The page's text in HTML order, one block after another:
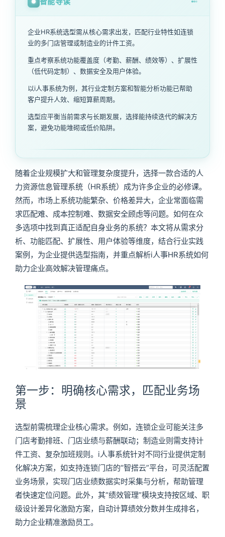
企业HR系统选型需从核心需求出发，匹配行业特性如连锁
业的多门店管理或制造业的计件工资。
重点考察系统功能覆盖度（考勤、薪酬、绩效等）、扩展性
（低代码定制）、数据安全及用户体验。
以i人事系统为例，其行业定制方案和智能分析功能已帮助
客户提升人效、缩短算薪周期。
选型应平衡当前需求与长期发展，选择能持续迭代的解决方
案，避免功能堆砌或低价陷阱。
随着企业规模扩大和管理复杂度提升，选择一款合适的人
力资源信息管理系统（HR系统）成为许多企业的必修课。
然而，市场上系统功能繁杂、价格差异大，企业常面临需
求匹配难、成本控制难、数据安全顾虑等问题。如何在众
多选项中找到真正适配自身业务的系统？本文将从需求分
析、功能匹配、扩展性、用户体验等维度，结合行业实践
案例，为企业提供选型指南，并重点解析i人事HR系统如何
助力企业高效解决管理痛点。
第一步：明确核心需求，匹配业务场
景
选型前需梳理企业核心需求。例如，连锁企业可能关注多
门店考勤排班、门店业绩与薪酬联动；制造业则需支持计
件工资、复杂加班规则。i人事系统针对不同行业提供定制
化解决方案，如支持连锁门店的“智搭云”平台，可灵活配置
业务场景，实现门店业绩数据实时采集与分析，帮助管理
者快速定位问题。此外，其“绩效管理”模块支持按区域、职
级设计差异化激励方案，自动计算绩效分数并生成排名，
助力企业精准激励员工。